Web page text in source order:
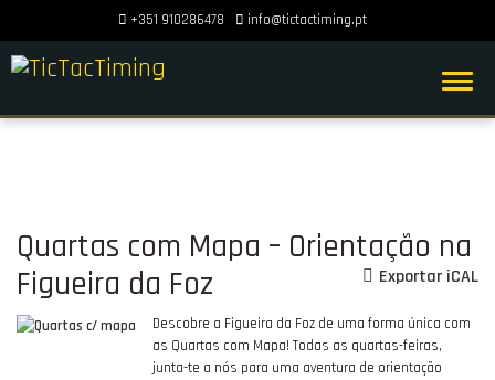
+351 910286478 info@tictactiming.pt
Quartas com Mapa – Orientação na
Figueira da Foz
Exportar iCAL
Descobre a Figueira da Foz de uma forma única com
as Quartas com Mapa! Todas as quartas-feiras,
junta-te a nós para uma aventura de orientação